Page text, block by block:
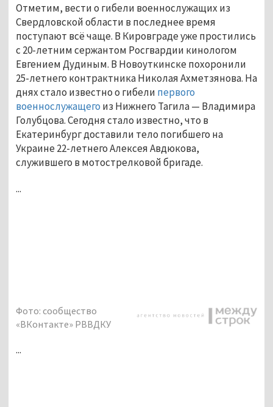
Отметим, вести о гибели военнослужащих из
Свердловской области в последнее время
поступают всё чаще. В Кировграде уже простились
с 20-летним сержантом Росгвардии кинологом
Евгением Дудиным. В Новоуткинске похоронили
25-летнего контрактника Николая Ахметзянова. На
днях стало известно о гибели первого
военнослужащего из Нижнего Тагила — Владимира
Голубцова. Сегодня стало известно, что в
Екатеринбург доставили тело погибшего на
Украине 22-летнего Алексея Авдюкова,
служившего в мотострелковой бригаде.
...
Фото: сообщество
«ВКонтакте» РВВДКУ
...